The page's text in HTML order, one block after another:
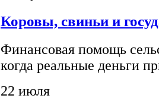
Коровы, свиньи и
Финансовая помощь
когда реальные деньги
22 июля